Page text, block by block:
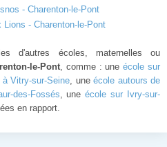
- Charenton-le-Pont
- Charenton-le-Pont
d'autres écoles, maternelles ou
le-Pont, comme : uneécole sur
Vitry-sur-Seine, une école autours de
des-Fossés, uneécole sur Ivry-sur-
en rapport.